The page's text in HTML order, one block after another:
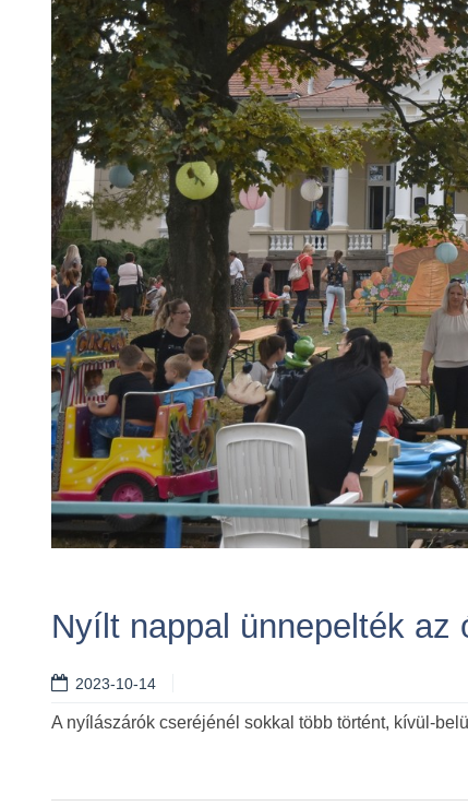
Nyílt nappal ünnepelték az
2023-10-14
A nyílászárók cseréjénél sokkal több történt, kívül-